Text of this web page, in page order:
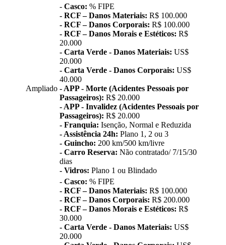
Ampliado
- Casco: % FIPE
- RCF – Danos Materiais: R$ 100.000
- RCF – Danos Corporais: R$ 100.000
- RCF – Danos Morais e Estéticos: R$
20.000
- Carta Verde - Danos Materiais: US$
20.000
- Carta Verde - Danos Corporais: US$
40.000
- APP - Morte (Acidentes Pessoais por
Passageiros): R$ 20.000
- APP - Invalidez (Acidentes Pessoais por
Passageiros): R$ 20.000
- Franquia: Isenção, Normal e Reduzida
- Assistência 24h: Plano 1, 2 ou 3
- Guincho: 200 km/500 km/livre
- Carro Reserva: Não contratado/ 7/15/30
dias
- Vidros: Plano 1 ou Blindado
- Casco: % FIPE
- RCF – Danos Materiais: R$ 100.000
- RCF – Danos Corporais: R$ 200.000
- RCF – Danos Morais e Estéticos: R$
30.000
- Carta Verde - Danos Materiais: US$
20.000